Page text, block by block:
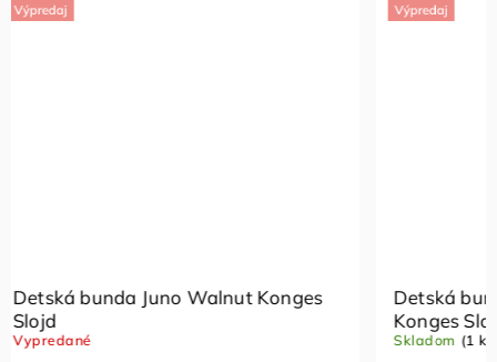
Detská bunda Juno Mon grand citron